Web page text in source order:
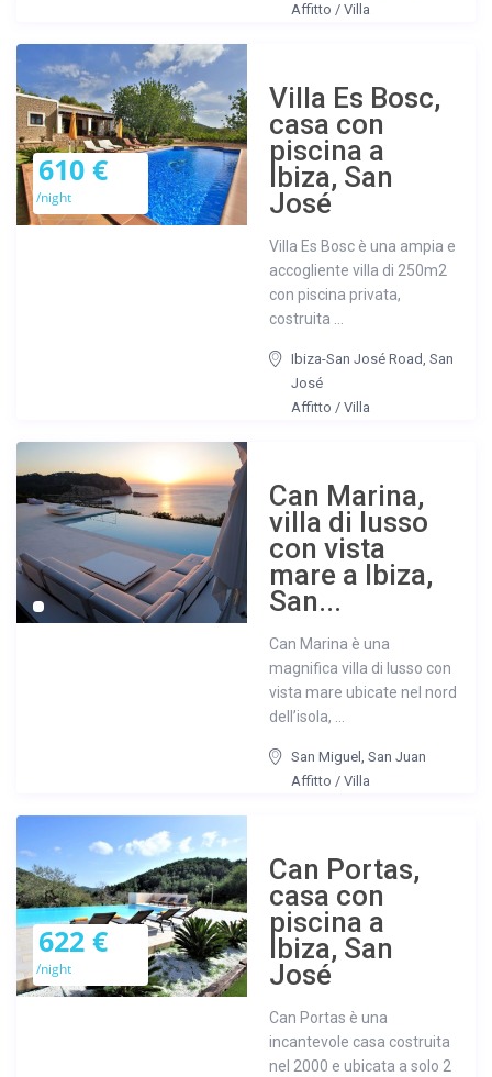
Affitto /Villa
610 €
/night
Villa Es Bosc,
casa con
piscina a
Ibiza, San
José
Villa Es Bosc è una ampia e
accogliente villa di 250m2
con piscina privata,
costruita ...
Ibiza-San José Road,San
José
Affitto /Villa
Can Marina,
villa di lusso
con vista
mare a Ibiza,
San...
Can Marina è una
magnifica villa di lusso con
vista mare ubicate nel nord
dell’isola, ...
San Miguel,San Juan
Affitto /Villa
622 €
/night
Can Portas,
casa con
piscina a
Ibiza, San
José
Can Portas è una
incantevole casa costruita
nel 2000 e ubicata a solo 2